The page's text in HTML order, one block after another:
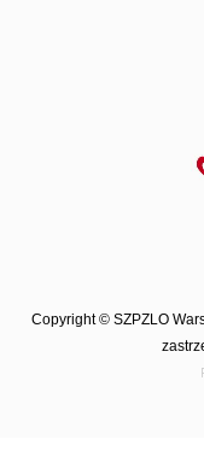
Copyright © SZPZLO